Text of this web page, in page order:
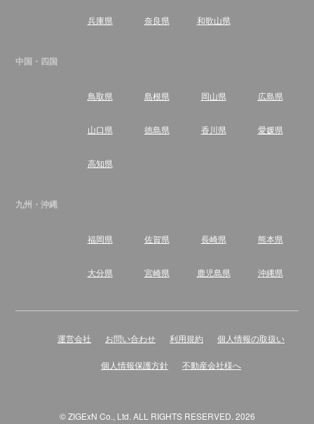
兵庫県 奈良県 和歌山県
中国・四国
鳥取県 島根県 岡山県 広島県
山口県 徳島県 香川県 愛媛県
高知県
九州・沖縄
福岡県 佐賀県 長崎県 熊本県
大分県 宮崎県 鹿児島県 沖縄県
運営会社 お問い合わせ 利用規約 個人情報の取扱い
個人情報保護方針 不動産会社様へ
© ZIGExN Co., Ltd. ALL RIGHTS RESERVED. 2026